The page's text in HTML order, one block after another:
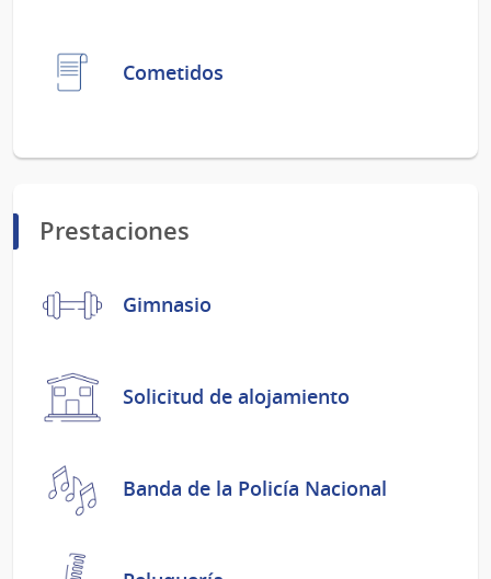
Cometidos
Prestaciones
Gimnasio
Solicitud de alojamiento
Banda de la Policía Nacional